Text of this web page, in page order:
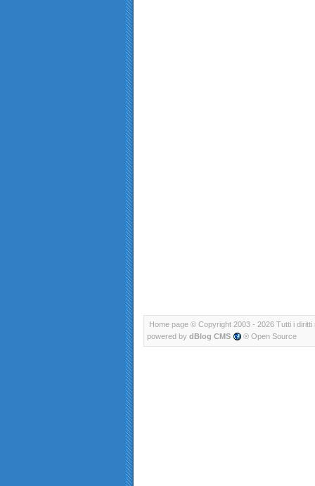
Home page © Copyright 2003 - 2026 Tutti i diritti
powered by dBlog CMS ® Open Source